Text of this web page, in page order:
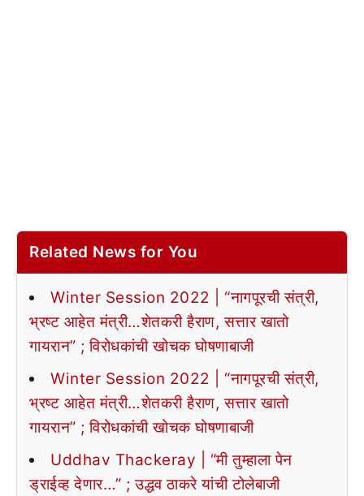
Related News for You
Winter Session 2022 | “नागपूरची संत्री,
भ्रष्ट आहेत मंत्री…शेतकरी हैराण, सत्तार खातो
गायरान” ; विरोधकांची खोचक घोषणाबाजी
Winter Session 2022 | “नागपूरची संत्री,
भ्रष्ट आहेत मंत्री…शेतकरी हैराण, सत्तार खातो
गायरान” ; विरोधकांची खोचक घोषणाबाजी
Uddhav Thackeray | “मी तुम्हाला पेन
ड्राईव्ह देणार…” ; उद्धव ठाकरे यांची टोलेबाजी